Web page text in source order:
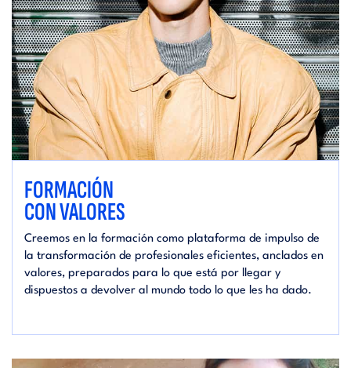
FORMACIÓN
CON VALORES
Creemos en la formación como plataforma de impulso de
la transformación de profesionales eficientes, anclados en
valores, preparados para lo que está por llegar y
dispuestos a devolver al mundo todo lo que les ha dado.